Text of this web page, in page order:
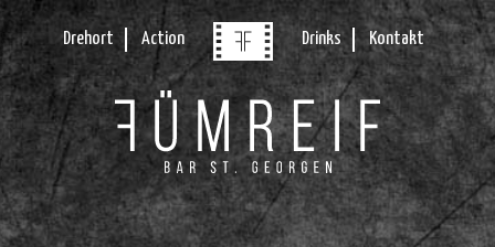
Drehort Action Drinks Kontakt